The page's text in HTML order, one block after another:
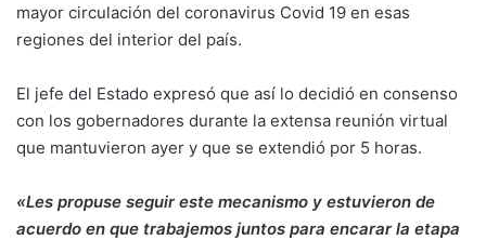
mayor circulación del coronavirus Covid 19 en esas
regiones del interior del país.
El jefe del Estado expresó que así lo decidió en consenso
con los gobernadores durante la extensa reunión virtual
que mantuvieron ayer y que se extendió por 5 horas.
«Les propuse seguir este mecanismo y estuvieron de
acuerdo en que trabajemos juntos para encarar la etapa